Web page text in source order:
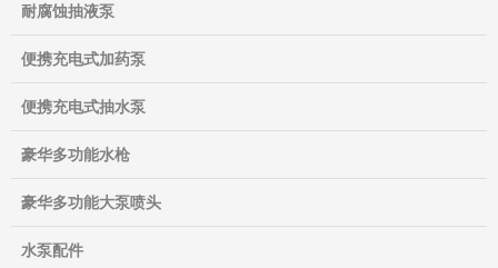
耐腐蚀抽液泵
便携充电式加药泵
便携充电式抽水泵
豪华多功能水枪
豪华多功能大泵喷头
水泵配件